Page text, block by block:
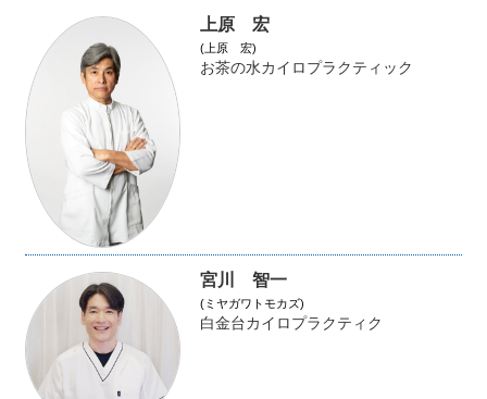
上原 宏
(上原 宏)
お茶の水カイロプラクティック
宮川 智一
(ミヤガワトモカズ)
白金台カイロプラクティク